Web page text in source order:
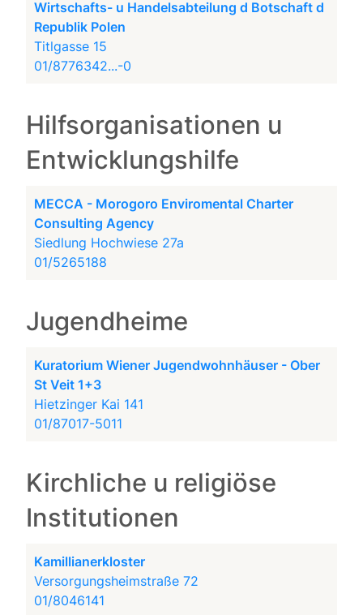
Wirtschafts- u Handelsabteilung d Botschaft d
Republik Polen
Titlgasse 15
01/8776342...-0
Hilfsorganisationen u
Entwicklungshilfe
MECCA - Morogoro Enviromental Charter
Consulting Agency
Siedlung Hochwiese 27a
01/5265188
Jugendheime
Kuratorium Wiener Jugendwohnhäuser - Ober
St Veit 1+3
Hietzinger Kai 141
01/87017-5011
Kirchliche u religiöse
Institutionen
Kamillianerkloster
Versorgungsheimstraße 72
01/8046141